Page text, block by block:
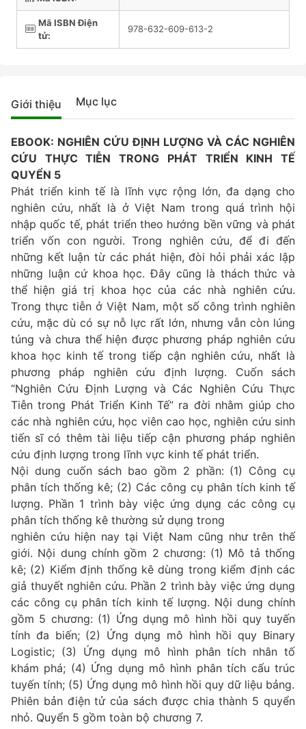
Mã ISBN Điện
tử:
978-632-609-613-2
Giới thiệu Mục lục
EBOOK: NGHIÊN CỨU ĐỊNH LƯỢNG VÀ CÁC NGHIÊN
CỨU THỰC TIỄN TRONG PHÁT TRIỂN KINH TẾ
QUYỂN 5
Phát triển kinh tế là lĩnh vực rộng lớn, đa dạng cho
nghiên cứu, nhất là ở Việt Nam trong quá trình hội
nhập quốc tế, phát triển theo hướng bền vững và phát
triển vốn con người. Trong nghiên cứu, để đi đến
những kết luận từ các phát hiện, đòi hỏi phải xác lập
những luận cứ khoa học. Đây cũng là thách thức và
thể hiện giá trị khoa học của các nhà nghiên cứu.
Trong thực tiễn ở Việt Nam, một số công trình nghiên
cứu, mặc dù có sự nỗ lực rất lớn, nhưng vẫn còn lúng
túng và chưa thể hiện được phương pháp nghiên cứu
khoa học kinh tế trong tiếp cận nghiên cứu, nhất là
phương pháp nghiên cứu định lượng. Cuốn sách
“Nghiên Cứu Định Lượng và Các Nghiên Cứu Thực
Tiễn trong Phát Triển Kinh Tế” ra đời nhằm giúp cho
các nhà nghiên cứu, học viên cao học, nghiên cứu sinh
tiến sĩ có thêm tài liệu tiếp cận phương pháp nghiên
cứu định lượng trong lĩnh vực kinh tế phát triển.
Nội dung cuốn sách bao gồm 2 phần: (1) Công cụ
phân tích thống kê; (2) Các công cụ phân tích kinh tế
lượng. Phần 1 trình bày việc ứng dụng các công cụ
phân tích thống kê thường sử dụng trong
nghiên cứu hiện nay tại Việt Nam cũng như trên thế
giới. Nội dung chính gồm 2 chương: (1) Mô tả thống
kê; (2) Kiểm định thống kê dùng trong kiểm định các
giả thuyết nghiên cứu. Phần 2 trình bày việc ứng dụng
các công cụ phân tích kinh tế lượng. Nội dung chính
gồm 5 chương: (1) Ứng dụng mô hình hồi quy tuyến
tính đa biến; (2) Ứng dụng mô hình hồi quy Binary
Logistic; (3) Ứng dụng mô hình phân tích nhân tố
khám phá; (4) Ứng dụng mô hình phân tích cấu trúc
tuyến tính; (5) Ứng dụng mô hình hồi quy dữ liệu bảng.
Phiên bản điện tử của sách được chia thành 5 quyển
nhỏ. Quyển 5 gồm toàn bộ chương 7.